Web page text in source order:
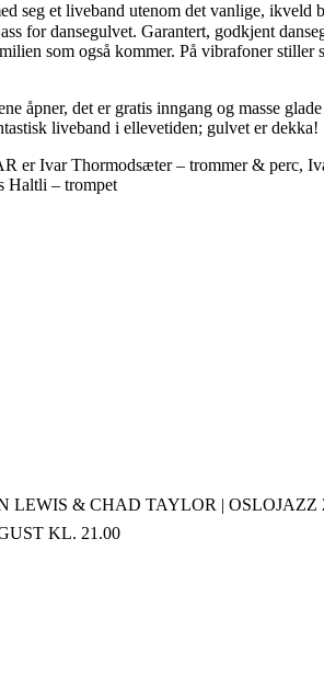
et liveband utenom det vanlige, ikveld
for dansegulvet. Garantert, godkjent
som også kommer. På vibrafoner stiller
åpner, det er gratis inngang og masse
liveband i ellevetiden; gulvet er dekka!
Ivar Thormodsæter – trommer & perc,
Haltli – trompet
LEWIS & CHAD TAYLOR | OSLOJAZZ
KL. 21.00